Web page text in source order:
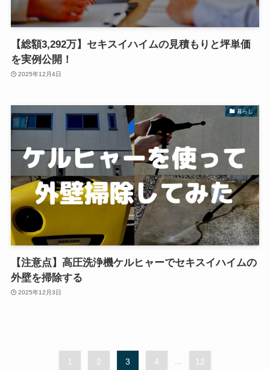
【総額3,292万】セキスイハイムの見積もりと坪単価
を実例公開！
2025年12月4日
暮らし
【注意点】高圧洗浄機ケルヒャーでセキスイハイムの
外壁を掃除する
2025年12月3日
1 2 3 4 12